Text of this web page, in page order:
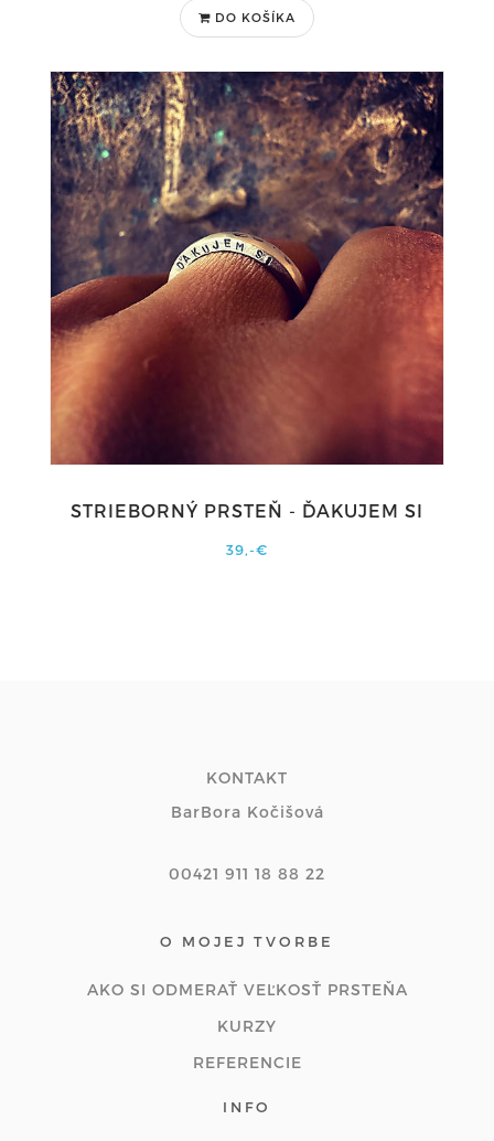
DO KOŠÍKA
STRIEBORNÝ PRSTEŇ - ĎAKUJEM SI
39,-€
KONTAKT
BarBora Kočišová
00421 911 18 88 22
O MOJEJ TVORBE
AKO SI ODMERAŤ VEĽKOSŤ PRSTEŇA
KURZY
REFERENCIE
INFO